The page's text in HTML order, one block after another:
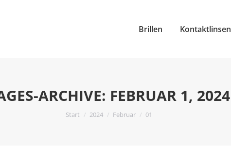
Brillen Kontaktlinsen
ARCHIVE: FEBRUAR 1, 2024
Sie befinden sich hier:
Start 2024 Februar 01